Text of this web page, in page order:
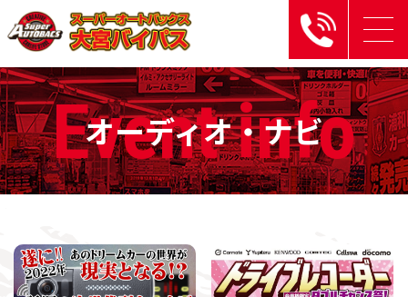
Eventinfo
オーディオ・ナビ